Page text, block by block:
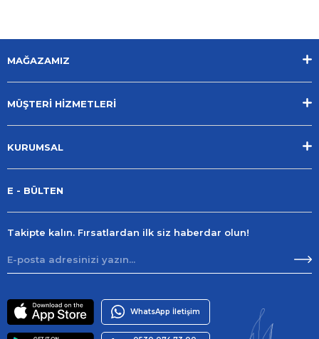
MAĞAZAMIZ
MÜŞTERİ HİZMETLERİ
KURUMSAL
E - BÜLTEN
Takipte kalın. Fırsatlardan ilk siz haberdar olun!
WhatsApp İletişim